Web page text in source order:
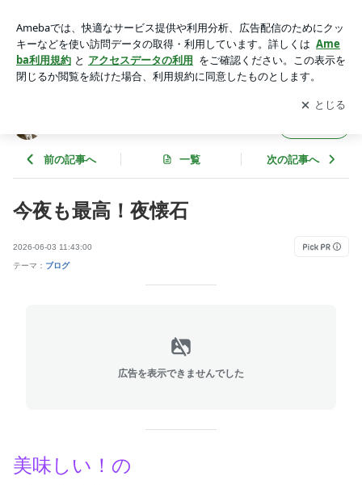
y Amebaアプリをダウンロードして ブログの更新通知
を受け取りまし
ょう。
開く
前の記事へ 一覧 次の記事へ
今夜も最高！夜懐石
2026-06-03 11:43:00
テーマ： ブログ
広告を表示できませんでした
美味しい！の